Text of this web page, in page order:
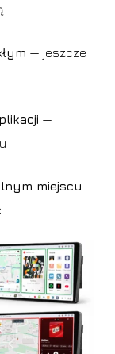
— jeszcze
—
miejscu